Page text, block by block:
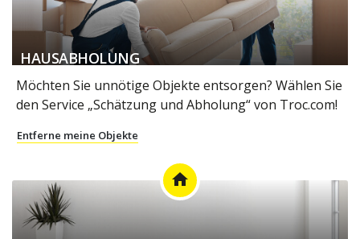
HAUSABHOLUNG
Möchten Sie unnötige Objekte entsorgen? Wählen Sie
den Service „Schätzung und Abholung“ von Troc.com!
Entferne meine Objekte
home